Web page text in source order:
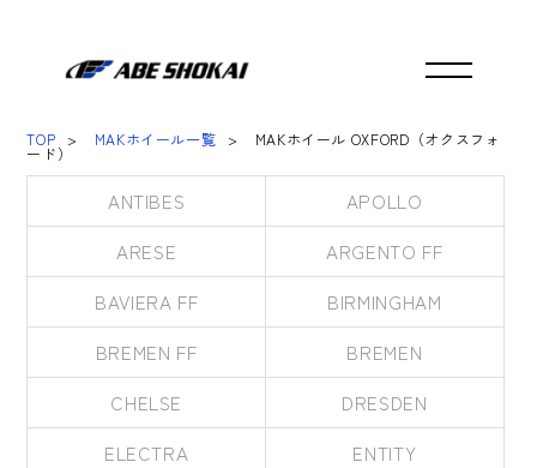
TOP MAKホイール一覧 MAKホイール OXFORD（オクスフォ
ード）
ANTIBES
APOLLO
ARESE
ARGENTO FF
BAVIERA FF
BIRMINGHAM
BREMEN FF
BREMEN
CHELSE
DRESDEN
ELECTRA
ENTITY